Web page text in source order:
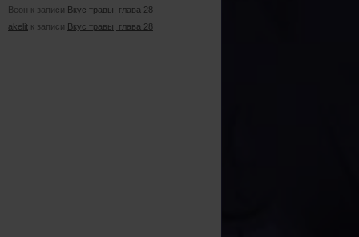
Веон к записи Вкус травы, глава 28
akelit к записи Вкус травы, глава 28